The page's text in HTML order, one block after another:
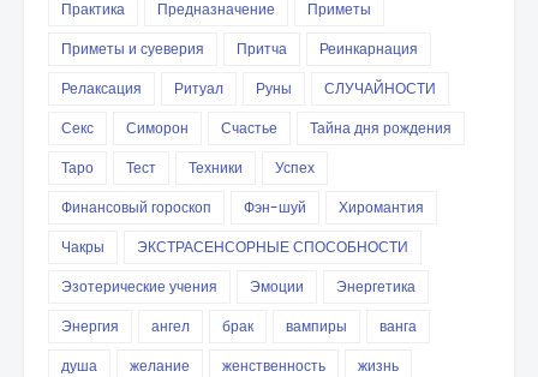
Практика
Предназначение
Приметы
Приметы и суеверия
Притча
Реинкарнация
Релаксация
Ритуал Руны
СЛУЧАЙНОСТИ
Секс
Симорон Счастье
Тайна дня рождения
Таро
Тест Техники
Успех
Финансовый гороскоп
Фэн-шуй
Хиромантия
Чакры
ЭКСТРАСЕНСОРНЫЕ СПОСОБНОСТИ
Эзотерические учения
Эмоции
Энергетика
Энергия
ангел брак вампиры
ванга
душа
желание женственность
жизнь